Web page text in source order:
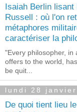
Isaiah Berlin lisant
Russell : où l'on
métaphores
caractériser la
"Every philosopher, in
offers to the world,
be quit...
lundi 28
De quoi tient lieu